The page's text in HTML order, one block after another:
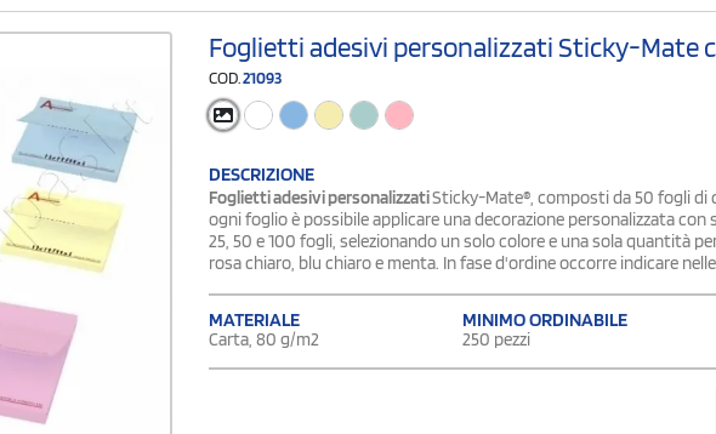
Foglietti adesivi personalizzati Sticky-Mate
COD. 21093
DESCRIZIONE
Foglietti adesivi personalizzatiSticky-Mate®, composti da 50 fogli di
ogni foglio è possibile applicare una decorazione personalizzata
25, 50 e 100 fogli, selezionando un solo colore e una sola quantità
rosa chiaro, blu chiaro e menta. In fase d'ordine occorre indicare
MATERIALE
Carta, 80 g/m2
MINIMO ORDINABILE
250 pezzi